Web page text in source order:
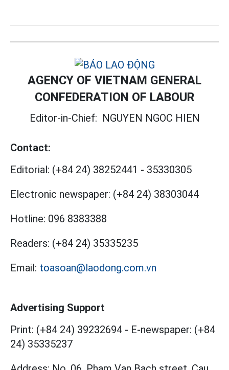
AGENCY OF VIETNAM GENERAL
CONFEDERATION OF LABOUR
Editor-in-Chief: NGUYEN NGOC HIEN
Contact:
Editorial: (+84 24) 38252441 - 35330305
Electronic newspaper: (+84 24) 38303044
Hotline: 096 8383388
Readers: (+84 24) 35335235
Email: toasoan@laodong.com.vn
Advertising Support
Print: (+84 24) 39232694 - E-newspaper: (+84
24) 35335237